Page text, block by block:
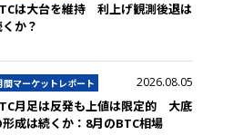
は大台を維持 利上げ観測後退は
か？
間マーケットレポート 2026.08.05
月足は反発も上値は限定的 大底
形成は続くか：8月のBTC相場